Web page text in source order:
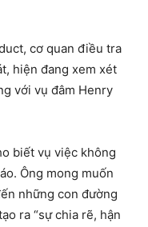
cơ quan điều tra
hiện đang xem xét
với vụ đâm Henry
biết vụ việc không
Ông mong muốn
những con đường
ra “sự chia rẽ, hận